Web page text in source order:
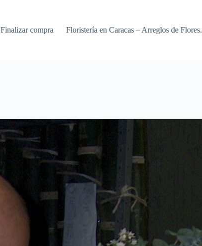
Finalizar compra Floristería en Caracas – Arreglos de Flores.